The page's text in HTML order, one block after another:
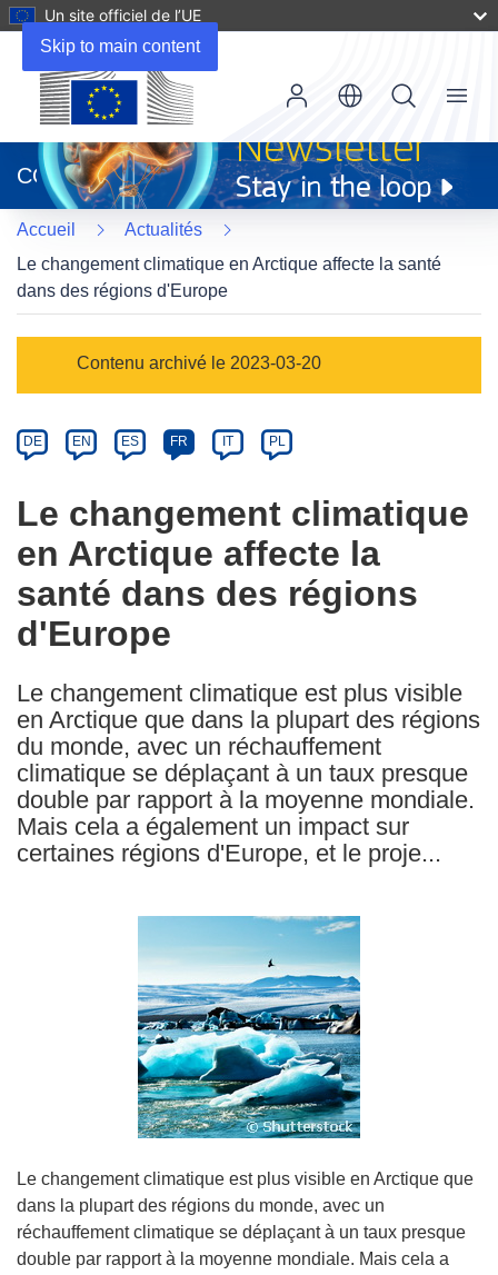
Skip to main content
Un site officiel de l’UE
dans
une
nouvelle
fenêtre)
CORDIS
Menu
Accueil
Actualités
Le changement climatique en Arctique affecte la santé
dans des régions d'Europe
Category
Contenu archivé le 2023-03-20
Article
available
the
following
languages:
DE EN ES FR IT PL
Le changement climatique
en Arctique affecte la
santé dans des régions
d'Europe
Le changement climatique est plus visible
en Arctique que dans la plupart des régions
du monde, avec un réchauffement
climatique se déplaçant à un taux presque
double par rapport à la moyenne mondiale.
Mais cela a également un impact sur
certaines régions d'Europe, et le proje...
Le changement climatique est plus visible en Arctique que
dans la plupart des régions du monde, avec un
réchauffement climatique se déplaçant à un taux presque
double par rapport à la moyenne mondiale. Mais cela a